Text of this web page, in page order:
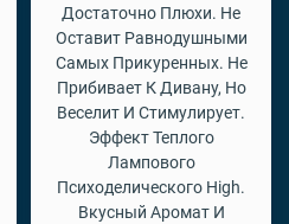
Достаточно Плюхи. Не
Оставит Равнодушными
Самых Прикуренных. Не
Прибивает К Дивану, Но
Веселит И Стимулирует.
Эффект Теплого
Лампового
Психоделического High.
Вкусный Аромат И